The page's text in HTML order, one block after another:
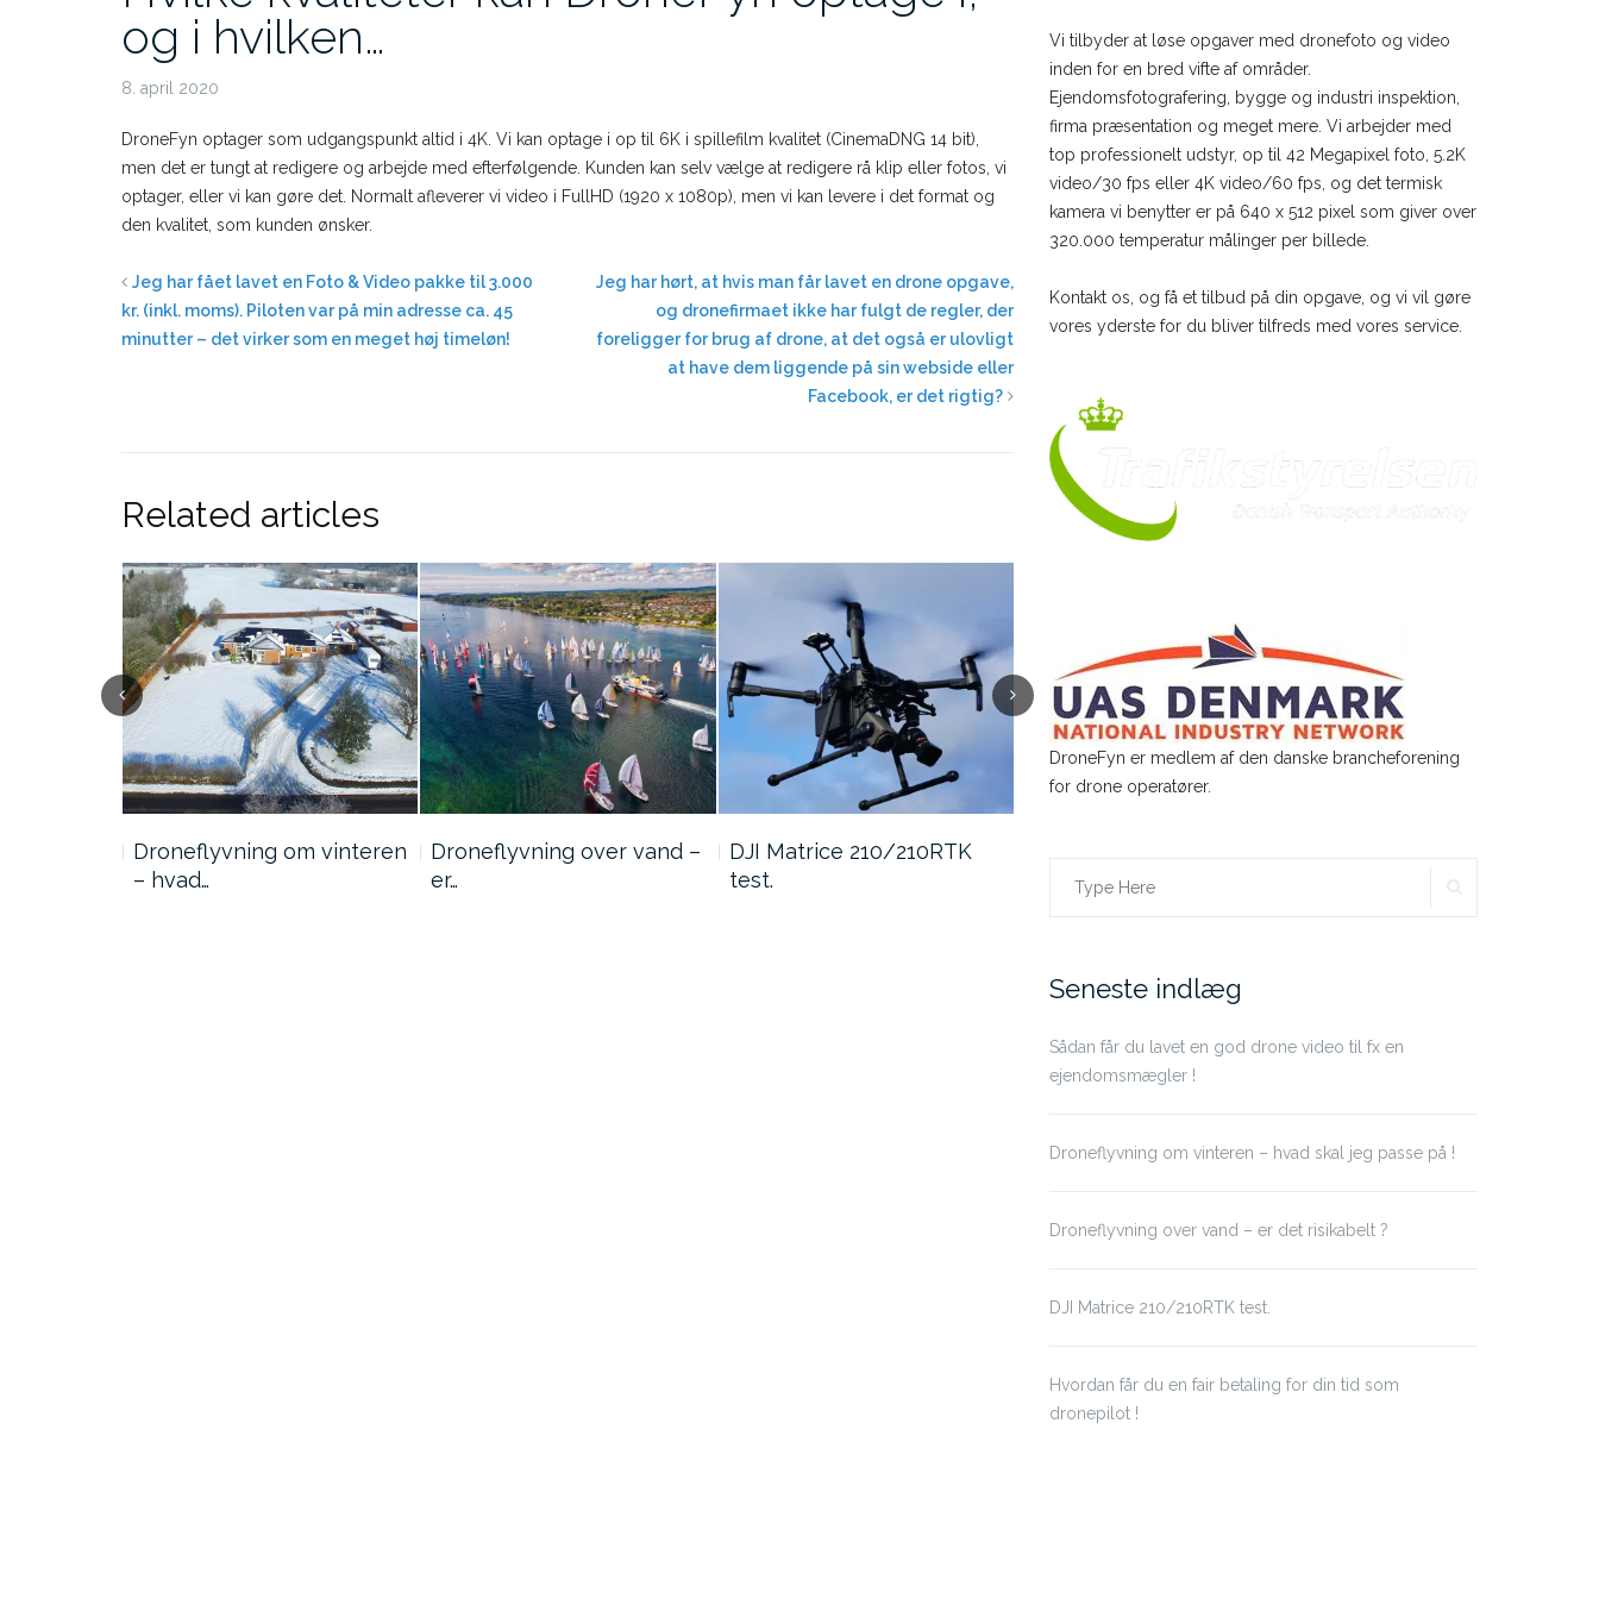
og i hvilken…
8. april 2020
DroneFyn optager som udgangspunkt altid i 4K. Vi kan optage i op til 6K i spillefilm kvalitet (CinemaDNG 14 bit),
men det er tungt at redigere og arbejde med efterfølgende. Kunden kan selv vælge at redigere rå klip eller fotos, vi
optager, eller vi kan gøre det. Normalt afleverer vi video i FullHD (1920 x 1080p), men vi kan levere i det format og
den kvalitet, som kunden ønsker.
Jeg har fået lavet en Foto & Video pakke til 3.000
kr. (inkl. moms). Piloten var på min adresse ca. 45
minutter – det virker som en meget høj timeløn!
Jeg har hørt, at hvis man får lavet en drone opgave,
og dronefirmaet ikke har fulgt de regler, der
foreligger for brug af drone, at det også er ulovligt
at have dem liggende på sin webside eller
Facebook, er det rigtig?
Related articles
Droneflyvning om vinteren
– hvad…
Droneflyvning over vand –
er…
DJI Matrice 210/210RTK
test.
Vi tilbyder at løse opgaver med dronefoto og video
inden for en bred vifte af områder.
Ejendomsfotografering, bygge og industri inspektion,
firma præsentation og meget mere. Vi arbejder med
top professionelt udstyr, op til 42 Megapixel foto, 5.2K
video/30 fps eller 4K video/60 fps, og det termisk
kamera vi benytter er på 640 x 512 pixel som giver over
320.000 temperatur målinger per billede.
Kontakt os, og få et tilbud på din opgave, og vi vil gøre
vores yderste for du bliver tilfreds med vores service.
DroneFyn er medlem af den danske brancheforening
for drone operatører.
Search
Seneste indlæg
Sådan får du lavet en god drone video til fx en
ejendomsmægler !
Droneflyvning om vinteren – hvad skal jeg passe på !
Droneflyvning over vand – er det risikabelt ?
DJI Matrice 210/210RTK test.
Hvordan får du en fair betaling for din tid som
dronepilot !